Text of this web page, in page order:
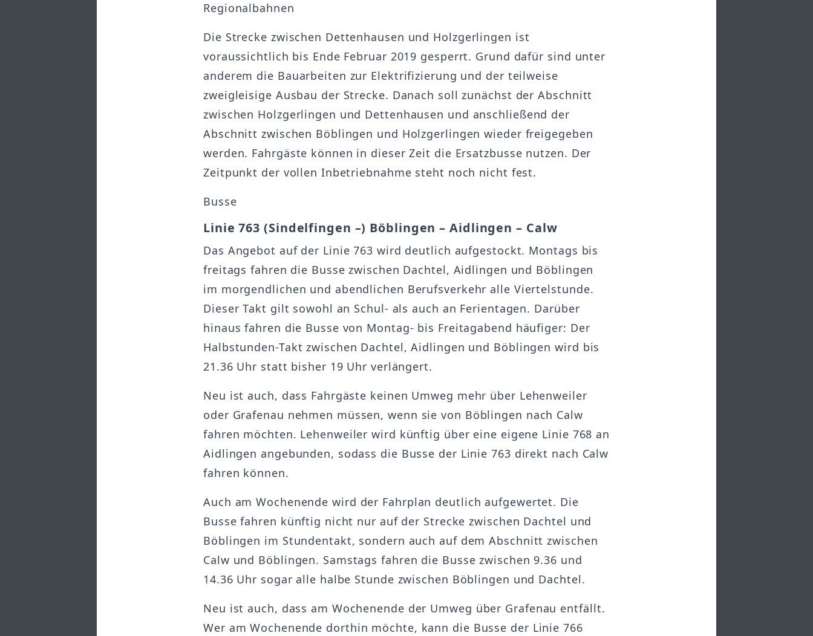
Regionalbahnen
Die Strecke zwischen Dettenhausen und Holzgerlingen ist
voraussichtlich bis Ende Februar 2019 gesperrt. Grund dafür sind unter
anderem die Bauarbeiten zur Elektrifizierung und der teilweise
zweigleisige Ausbau der Strecke. Danach soll zunächst der Abschnitt
zwischen Holzgerlingen und Dettenhausen und anschließend der
Abschnitt zwischen Böblingen und Holzgerlingen wieder freigegeben
werden. Fahrgäste können in dieser Zeit die Ersatzbusse nutzen. Der
Zeitpunkt der vollen Inbetriebnahme steht noch nicht fest.
Busse
Linie 763 (Sindelfingen –) Böblingen – Aidlingen – Calw
Das Angebot auf der Linie 763 wird deutlich aufgestockt. Montags bis
freitags fahren die Busse zwischen Dachtel, Aidlingen und Böblingen
im morgendlichen und abendlichen Berufsverkehr alle Viertelstunde.
Dieser Takt gilt sowohl an Schul- als auch an Ferientagen. Darüber
hinaus fahren die Busse von Montag- bis Freitagabend häufiger: Der
Halbstunden-Takt zwischen Dachtel, Aidlingen und Böblingen wird bis
21.36 Uhr statt bisher 19 Uhr verlängert.
Neu ist auch, dass Fahrgäste keinen Umweg mehr über Lehenweiler
oder Grafenau nehmen müssen, wenn sie von Böblingen nach Calw
fahren möchten. Lehenweiler wird künftig über eine eigene Linie 768 an
Aidlingen angebunden, sodass die Busse der Linie 763 direkt nach Calw
fahren können.
Auch am Wochenende wird der Fahrplan deutlich aufgewertet. Die
Busse fahren künftig nicht nur auf der Strecke zwischen Dachtel und
Böblingen im Stundentakt, sondern auch auf dem Abschnitt zwischen
Calw und Böblingen. Samstags fahren die Busse zwischen 9.36 und
14.36 Uhr sogar alle halbe Stunde zwischen Böblingen und Dachtel.
Neu ist auch, dass am Wochenende der Umweg über Grafenau entfällt.
Wer am Wochenende dorthin möchte, kann die Busse der Linie 766